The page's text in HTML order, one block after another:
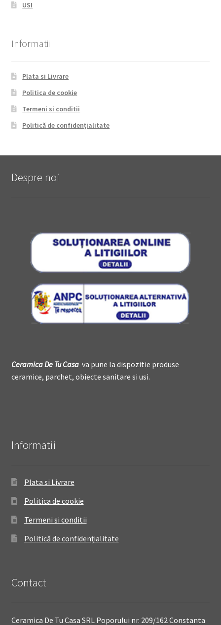
USI
Informatii
Plata si Livrare
Politica de cookie
Termeni si conditii
Politică de confidențialitate
Despre noi
Ceramica DeTu Casava pune la dispozitie produse
ceramice, parchet, obiecte sanitare si usi.
Informatii
Plata si Livrare
Politica de cookie
Termeni si conditii
Politică de confidențialitate
Contact
Ceramica De Tu Casa SRL Poporului nr. 209/162 Constanta